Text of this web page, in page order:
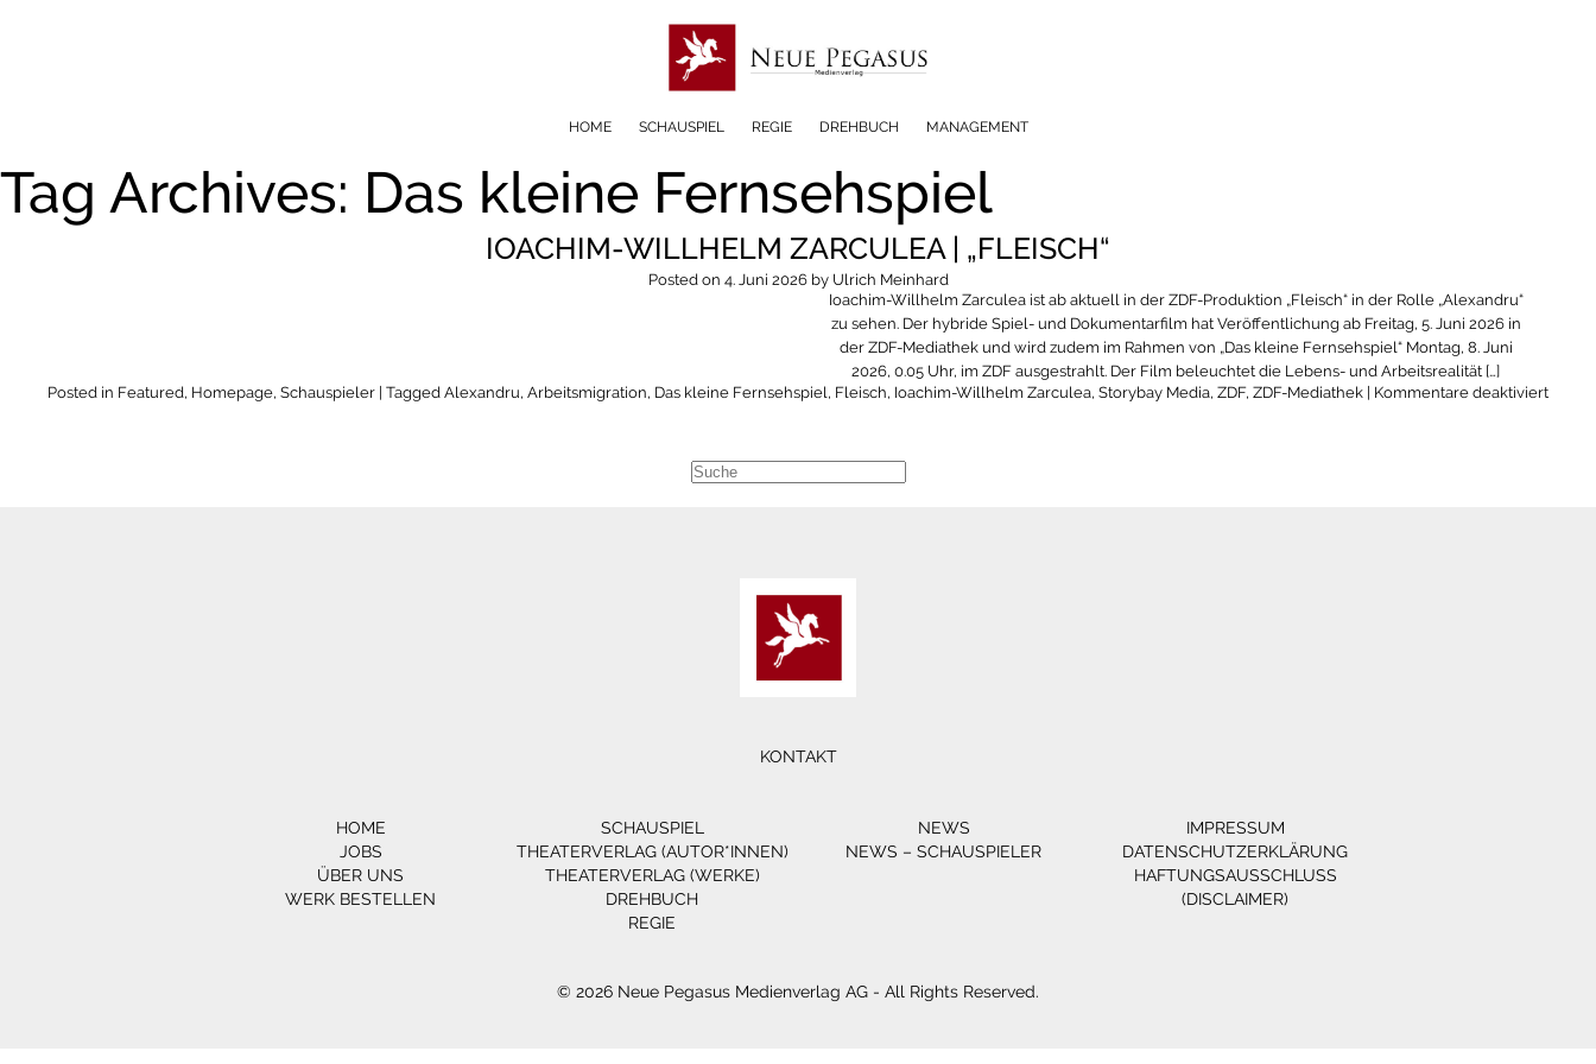
HOME SCHAUSPIEL REGIE DREHBUCH MANAGEMENT
Tag Archives: Das kleine Fernsehspiel
IOACHIM-WILLHELM ZARCULEA | „FLEISCH“
Posted on 4. Juni 2026by Ulrich Meinhard
Ioachim-Willhelm Zarculea ist ab aktuell in der ZDF-Produktion „Fleisch“ in der Rolle „Alexandru“
zu sehen. Der hybride Spiel- und Dokumentarfilm hat Veröffentlichung ab Freitag, 5. Juni 2026 in
der ZDF-Mediathek und wird zudem im Rahmen von „Das kleine Fernsehspiel“ Montag, 8. Juni
2026, 0.05 Uhr, im ZDF ausgestrahlt. Der Film beleuchtet die Lebens- und Arbeitsrealität […]
Posted in Featured, Homepage, Schauspieler | Tagged Alexandru, Arbeitsmigration, Das kleine Fernsehspiel, Fleisch, Ioachim-Willhelm Zarculea, Storybay Media, ZDF, ZDF-Mediathek Kommentare deaktiviertfür
KONTAKT
HOME
JOBS
ÜBER UNS
WERK BESTELLEN
SCHAUSPIEL
THEATERVERLAG (AUTOR*INNEN)
THEATERVERLAG (WERKE)
DREHBUCH
REGIE
NEWS
NEWS – SCHAUSPIELER
IMPRESSUM
DATENSCHUTZERKLÄRUNG
HAFTUNGSAUSSCHLUSS
(DISCLAIMER)
© 2026 Neue Pegasus Medienverlag AG - All Rights Reserved.